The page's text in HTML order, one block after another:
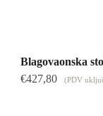
Blagovaonska
€427,80 (PDV